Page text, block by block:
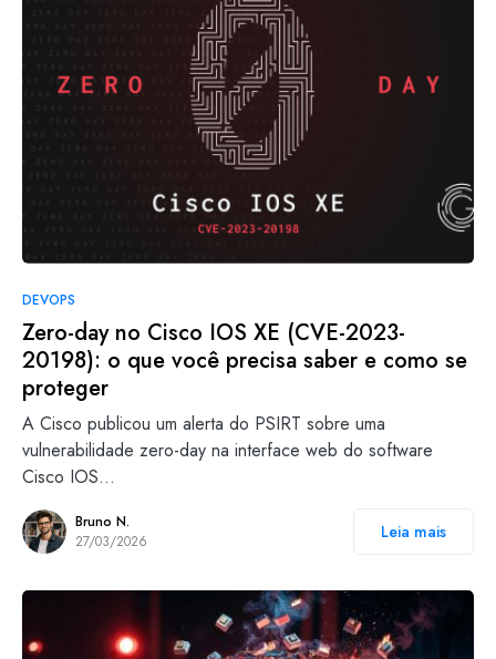
DEVOPS
Zero-day no Cisco IOS XE (CVE-2023-
20198): o que você precisa saber e como se
proteger
A Cisco publicou um alerta do PSIRT sobre uma
vulnerabilidade zero-day na interface web do software
Cisco IOS…
Bruno N.
27/03/2026
Leia mais